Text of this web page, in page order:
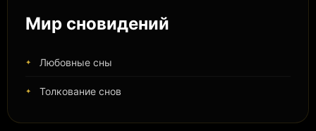
Мир сновидений
Любовные сны
Толкование снов